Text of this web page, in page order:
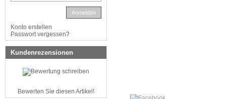
Anmelden
Konto erstellen
Passwort vergessen?
Kundenrezensionen
Bewerten Sie diesen Artikel!